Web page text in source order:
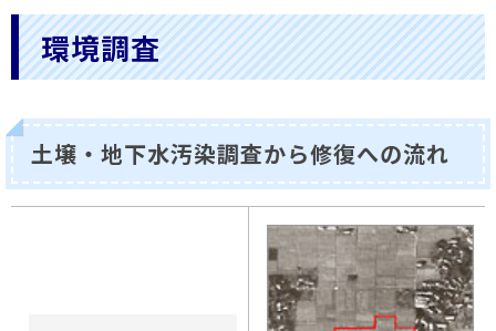
環境調査
土壌・地下水汚染調査から修復への流れ